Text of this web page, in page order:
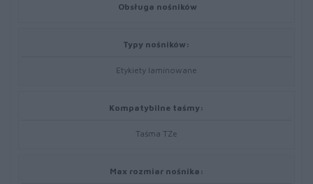
Obsługa nośników
Typy nośników:
Etykiety laminowane
Kompatybilne taśmy:
Taśma TZe
Max rozmiar nośnika: